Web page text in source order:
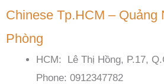
Chinese Tp.HCM – Quảng
Phòng
HCM: Lê Thị Hồng, P.17,
Phone: 0912347782